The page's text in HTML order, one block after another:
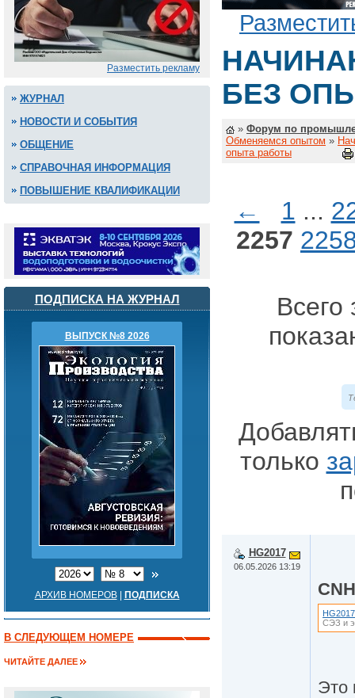
Разместить рекламу
ЖУРНАЛ
НОВОСТИ И СОБЫТИЯ
ОБЩЕНИЕ
СПРАВОЧНАЯ ИНФОРМАЦИЯ
ПОВЫШЕНИЕ КВАЛИФИКАЦИИ
ПОДПИСКА НА ЖУРНАЛ
ВЫПУСК №8 2026
АРХИВ НОМЕРОВ| ПОДПИСКА
В СЛЕДУЮЩЕМ НОМЕРЕ
ЧИТАЙТЕ ДАЛЕЕ
БЕЗ
» Форум по
Обменяемся опытом »
опыта работы
← 1 ...
2257
Всего
только
HG2017
06.05.2026 13:19
HG2017
СЭЗ и
Это